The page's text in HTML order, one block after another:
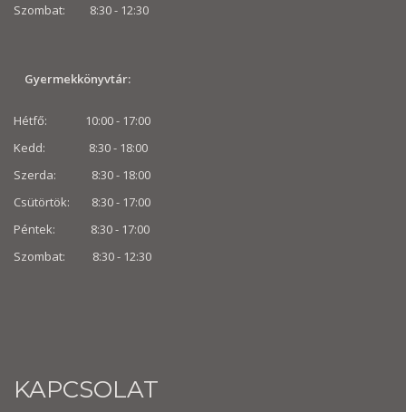
Szombat: 8:30 - 12:30
Gyermekkönyvtár:
Hétfő: 10:00 - 17:00
Kedd: 8:30 - 18:00
Szerda: 8:30 - 18:00
Csütörtök: 8:30 - 17:00
Péntek: 8:30 - 17:00
Szombat: 8:30 - 12:30
KAPCSOLAT